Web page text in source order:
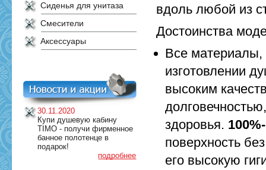
Сиденья для унитаза
Смесители
Аксессуары
30.11.2020
Купи душевую кабину
TIMO - получи фирменное
банное полотенце в
подарок!
подробнее
вдоль любой из
Достоинства
Все материалы,
изготовлении
высоким
здоровья.
поверхность
его высокую